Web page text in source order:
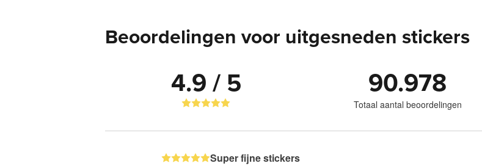
Beoordelingen voor uitgesneden stickers
4.9 / 5 90.978
Totaal aantal beoordelingen
Super fijne stickers